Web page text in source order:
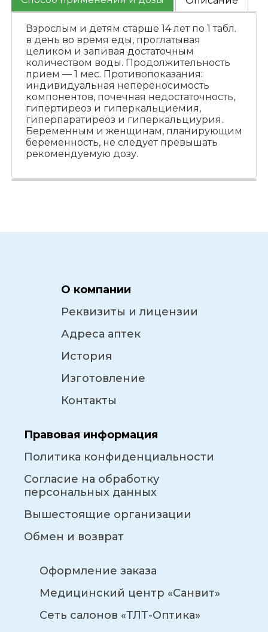
Взрослым и детям старше 14 лет по 1 табл.
в день во время еды, проглатывая
целиком и запивая достаточным
количеством воды. Продолжительность
прием — 1 мес. Противопоказания:
индивидуальная непереносимость
компонентов, почечная недостаточность,
гипертиреоз и гиперкальциемия,
гиперпаратиреоз и гиперкальциурия.
Беременным и женщинам, планирующим
беременность, не следует превышать
рекомендуемую дозу.
О компании
Реквизиты и лицензии
Адреса аптек
История
Изготовление
Контакты
Правовая информация
Политика конфиденциальности
Согласие на обработку
персональных данных
Вышестоящие организации
Обмен и возврат
Оформление заказа
Медицинский центр «Санвит»
Сеть салонов «ТЛТ-Оптика»